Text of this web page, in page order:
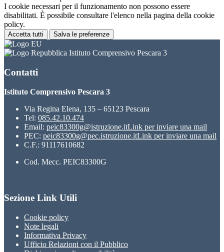
I cookie necessari per il funzionamento non possono essere
disabilitati. È possibile consultare l'elenco nella pagina della cookie
policy.
Accetta tutti Salva le preferenze
Istituto Comprensivo Pescara 3
Contatti
Istituto Comprensivo Pescara 3
Via Regina Elena, 135 – 65123 Pescara
Tel: 085.42.10.474
Email: peic83300g@istruzione.itLink per inviare una mail
PEC: peic83300g@pec.istruzione.itLink per inviare una mail
C.F.: 91117610682
Cod. Mecc. PEIC83300G
Sezione Link Utili
Cookie policy
Note legali
Informativa Privacy
Ufficio Relazioni con il Pubblico